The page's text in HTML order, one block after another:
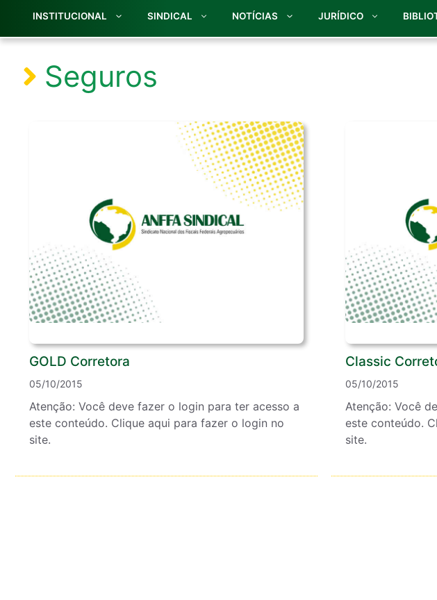
INSTITUCIONAL SINDICAL NOTÍCIAS JURÍDICO
Seguros
GOLD Corretora
05/10/2015
Atenção: Você deve fazer o login para ter acesso a
este conteúdo. Clique aqui para fazer o login no
site.
Classic
05/10/2015
Atenção: Você
este conteúdo.
site.